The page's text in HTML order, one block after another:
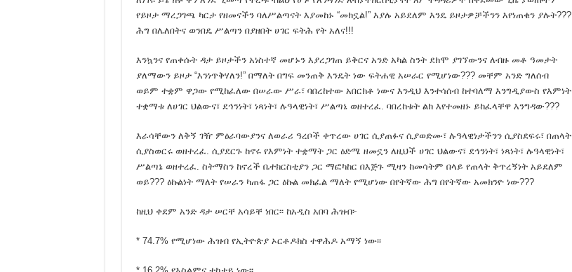
የአብን እጩ ተወዳዳሪዎች በጥቂቱ እነዚህ ናቸው!!!
ዘመን አይሽሬ ስህተት !
የአማራ ባንክ አክሲዮን ማኅበር !
የእራት ግበዣ – አዲስ አበባን ማዳን ኢትዮጵያን ማዳን ነው!
የባልደራስ የምርጫ ቅስቀሳ ሰልፍ ዛሬ በአዲስ አበባ ተመልከቱ !
በዐቢይ የሚመራው የኦሮሙማ አገዛዝ በኢትዮጵያ ላይ እየፈጸመው ያለው ወረራ!
በመላው አማራ ክልል ለአብይ ድጋፍ እንዲወጣ ማድረግ?
ልደቱ አያሌው ከኤርፖርት እንዲመለስ ተደረገ!
ለአማራ ብሔራዊ ንቅናቄ የዉይይት መድረክ እነሆ ! እንዳይቀሩ !
የይዞታ ማረጋገጫ ካርታ የዘመናችን ባለሥልጣናት እያመከኑ “መክኗል!” እያሉ አይደለም እንዴ ይዞታዎቻችንን እየነጠቁን ያሉት???
ሕግ በሌለበትና ወንበዴ ሥልጣን በያዘበት ሀገር ፍትሕ የት አለና!!!
እንኳንና የጠቀሱት ዳታ ይዞታችን አነስተኛ መሆኑን እያረጋገጠ ይቅርና አንድ አካል ስንት ደክሞ ያገኘውንና ለብዙ መቶ ዓመታት
ያለማውን ይዞታ “እንነጥቅሃለን!” በማለት በግፍ መንጠቅ እንዴት ነው ፍትሐዊ አሠራር የሚሆነው??? መቸም አንድ ግለሰብ
ወይም ተቋም ዋጋው የሚከፈለው በሠራው ሥራ፣ ባበረከተው አበርክቶ ነውና እንዲህ እንተሳሰብ ከተባለማ እንግዲያውስ የእምነት
ተቋማቱ ለሀገር ህልውና፣ ደኅንነት፣ ነጻነት፣ ሉዓላዊነት፣ ሥልጣኔ ወዘተረፈ. ባበረከቱት ልክ እየተመዘኑ ይከፈላቸዋ እንግዳው???
እራሳቸውን ለቅኝ ገዥ ምዕራባውያንና ለወራሪ ዓረቦች ቀጥረው ሀገር ሲያጠፉና ሲያወድሙ፣ ሉዓላዊነታችንን ሲያስደፍሩ፣ በጠላት
ሲያስወርሩ ወዘተረፈ. ሲያደርጉ ከኖሩ የእምነት ተቋማት ጋር ዕድሜ ዘመኗን ለዚህች ሀገር ህልውና፣ ደኅንነት፣ ነጻነት፣ ሉዓላዊነት፣
ሥልጣኔ ወዘተረፈ. ስትማስን ከኖረች ቤተክርስቲያን ጋር ማፎካከር በእጅጉ ሚዛን ከመሳትም በላይ የጠላት ቅጥረኝነት አይደለም
ወይ??? ዕኩልነት ማለት የሠራን ካጠፋ ጋር ዕኩል መክፈል ማለት የሚሆነው በየትኛው ሕግ በየትኛው አመክንዮ ነው???
ከዚህ ቀደም አንድ ዳታ ሠርቸ አሳይቸ ነበር፡፡ ከአዲስ አበባ ሕዝብ፦
* 74.7% የሚሆነው ሕዝብ የኢትዮጵያ ኦርቶዶክስ ተዋሕዶ አማኝ ነው፡፡